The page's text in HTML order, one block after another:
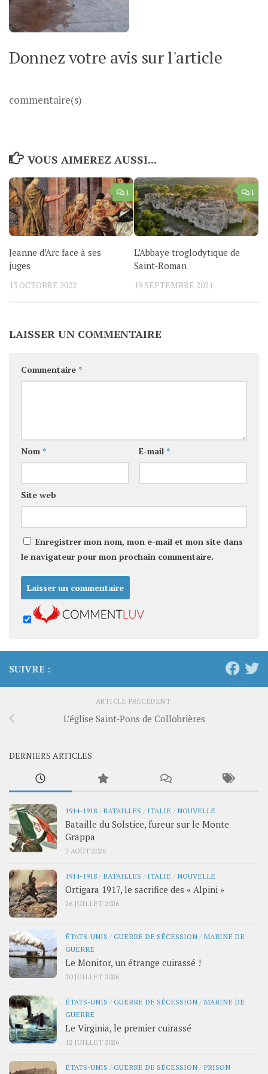
Donnez votre avis sur l'article
commentaire(s)
VOUS AIMEREZ AUSSI...
1
Jeanne d’Arc face à ses
juges
13 OCTOBRE 2022
1
L’Abbaye troglodytique de
Saint-Roman
19 SEPTEMBRE 2021
LAISSER UN COMMENTAIRE
Commentaire *
Nom * E-mail *
Site web
Enregistrer mon nom, mon e-mail et mon site dans
le navigateur pour mon prochain commentaire.
SUIVRE :
ARTICLE PRÉCÉDENT
L’église Saint-Pons de Collobrières
DERNIERS ARTICLES
1914-1918 / BATAILLES / ITALIE / NOUVELLE
Bataille du Solstice, fureur sur le Monte
Grappa
2 AOÛT 2026
1914-1918 / BATAILLES / ITALIE / NOUVELLE
Ortigara 1917, le sacrifice des « Alpini »
26 JUILLET 2026
ÉTATS-UNIS /GUERRE DE SÉCESSION / MARINE DE
GUERRE
Le Monitor, un étrange cuirassé !
20 JUILLET 2026
ÉTATS-UNIS /GUERRE DE SÉCESSION / MARINE DE
GUERRE
Le Virginia, le premier cuirassé
12 JUILLET 2026
ÉTATS-UNIS /GUERRE DE SÉCESSION / PRISON